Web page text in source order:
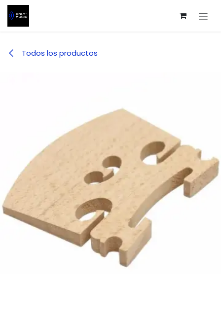
Ir al contenido
Todos los productos